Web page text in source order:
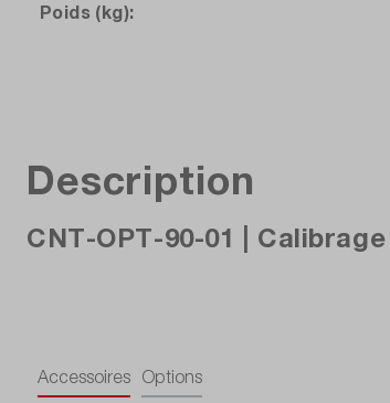
Poids (kg):
Description
CNT-OPT-90-01 |
Accessoires Options